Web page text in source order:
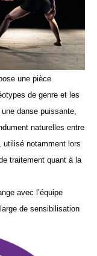
une pièce
de genre et les
danse puissante,
naturelles entre
utilisé notamment lors
traitement quant à la
avec l’équipe
de sensibilisation